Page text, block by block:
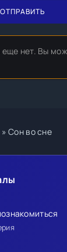
ОТПРАВИТЬ
нет. Вы
» Сон во сне